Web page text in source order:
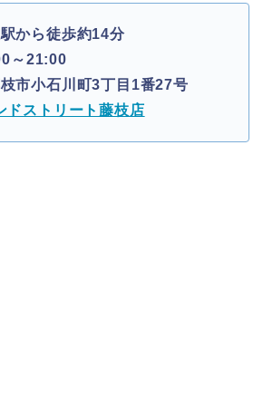
から徒歩約14分
～21:00
市小石川町3丁目1番27号
ドストリート藤枝店